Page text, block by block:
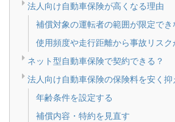
法人向け自動車保険が高くなる理由
補償対象の運転者の範囲が限定でき
使用頻度や走行距離から事故リスク
ネット型自動車保険で契約できる？
法人向け自動車保険の保険料を安く抑
年齢条件を設定する
補償内容・特約を見直す